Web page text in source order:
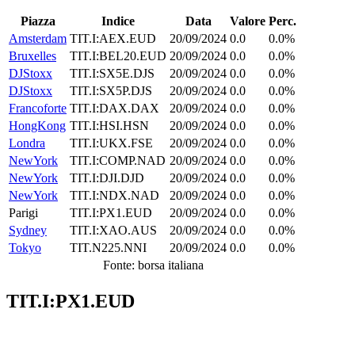
Piazza Indice Data Valore Perc.
Amsterdam TIT.I:AEX.EUD 20/09/2024 0.0
0.0%
Bruxelles
TIT.I:BEL20.EUD 20/09/2024 0.0
0.0%
DJStoxx
TIT.I:SX5E.DJS 20/09/2024 0.0
0.0%
DJStoxx
TIT.I:SX5P.DJS 20/09/2024 0.0
0.0%
Francoforte TIT.I:DAX.DAX 20/09/2024 0.0
0.0%
HongKong TIT.I:HSI.HSN 20/09/2024 0.0
0.0%
Londra
TIT.I:UKX.FSE 20/09/2024 0.0
0.0%
NewYork
TIT.I:COMP.NAD 20/09/2024 0.0
0.0%
NewYork
TIT.I:DJI.DJD 20/09/2024 0.0
0.0%
NewYork
TIT.I:NDX.NAD 20/09/2024 0.0
0.0%
Parigi
TIT.I:PX1.EUD 20/09/2024 0.0
0.0%
Sydney
TIT.I:XAO.AUS 20/09/2024 0.0
0.0%
Tokyo
TIT.N225.NNI 20/09/2024 0.0
0.0%
Fonte: borsa italiana
TIT.I:PX1.EUD